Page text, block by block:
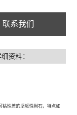
联系我们
资料：
钻性差的坚韧性岩石，特点如